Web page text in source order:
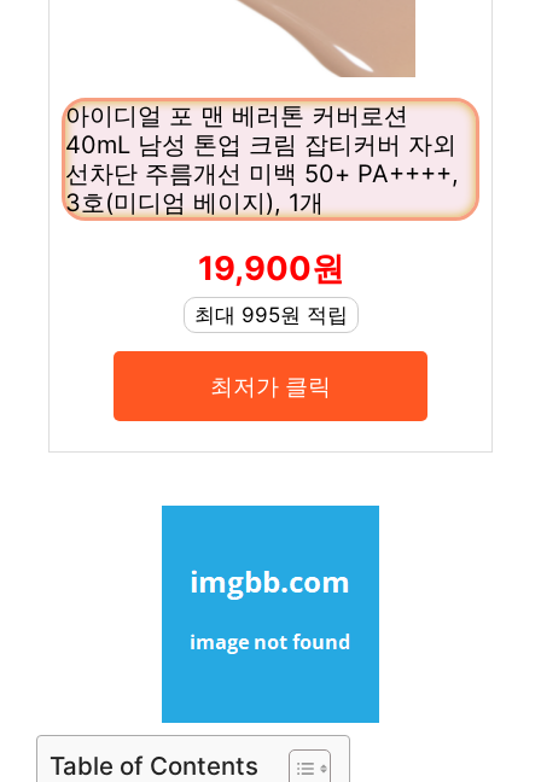
아이디얼 포 맨 베러톤 커버로션
40mL 남성 톤업 크림 잡티커버 자외
선차단 주름개선 미백 50+ PA++++,
3호(미디엄 베이지), 1개
19,900원
최대 995원 적립
최저가 클릭
Table of Contents